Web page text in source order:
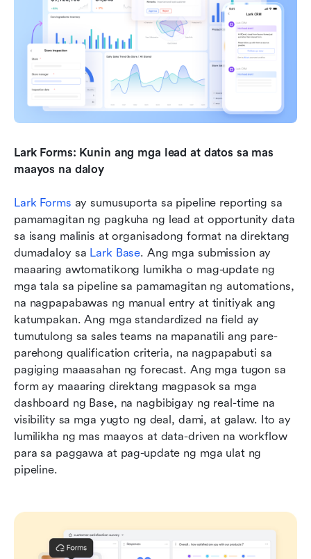
Lark Forms: Kunin ang mga lead at datos sa mas
maayos na daloy
Lark Forms ay sumusuporta sa pipeline reporting sa
pamamagitan ng pagkuha ng lead at opportunity data
sa isang malinis at organisadong format na direktang
dumadaloy sa Lark Base. Ang mga submission ay
maaaring awtomatikong lumikha o mag-update ng
mga tala sa pipeline sa pamamagitan ng automations,
na nagpapabawas ng manual entry at tinitiyak ang
katumpakan. Ang mga standardized na field ay
tumutulong sa sales teams na mapanatili ang pare-
parehong qualification criteria, na nagpapabuti sa
pagiging maaasahan ng forecast. Ang mga tugon sa
form ay maaaring direktang magpasok sa mga
dashboard ng Base, na nagbibigay ng real-time na
visibility sa mga yugto ng deal, dami, at galaw. Ito ay
lumilikha ng mas maayos at data-driven na workflow
para sa paggawa at pag-update ng mga ulat ng
pipeline.